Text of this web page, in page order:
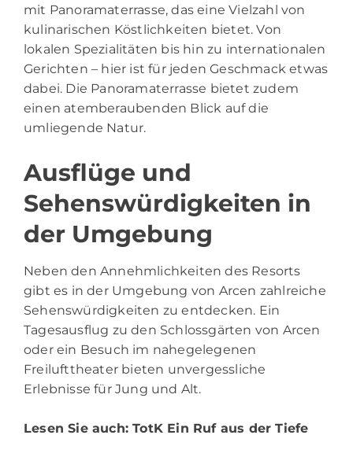
mit Panoramaterrasse, das eine Vielzahl von
kulinarischen Köstlichkeiten bietet. Von
lokalen Spezialitäten bis hin zu internationalen
Gerichten – hier ist für jeden Geschmack etwas
dabei. Die Panoramaterrasse bietet zudem
einen atemberaubenden Blick auf die
umliegende Natur.
Ausflüge und
Sehenswürdigkeiten in
der Umgebung
Neben den Annehmlichkeiten des Resorts
gibt es in der Umgebung von Arcen zahlreiche
Sehenswürdigkeiten zu entdecken. Ein
Tagesausflug zu den Schlossgärten von Arcen
oder ein Besuch im nahegelegenen
Freilufttheater bieten unvergessliche
Erlebnisse für Jung und Alt.
Lesen Sie auch:TotK Ein Ruf aus der Tiefe